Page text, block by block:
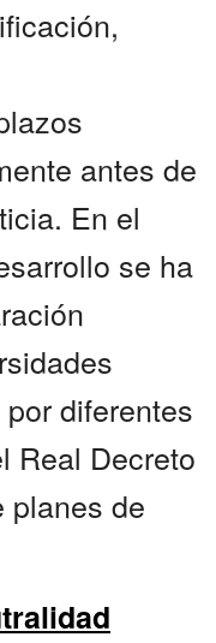
antes de
En el
se ha
diferentes
Real Decreto
planes de